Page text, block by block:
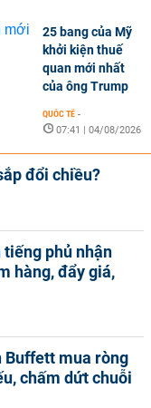
25 bang của Mỹ
khởi kiện thuế
quan mới nhất
của ông Trump
QUỐC TẾ -
07:41 | 04/08/2026
đổi chiều?
tiếng phủ nhận
hàng, đẩy giá,
Buffett mua ròng
chấm dứt chuỗi